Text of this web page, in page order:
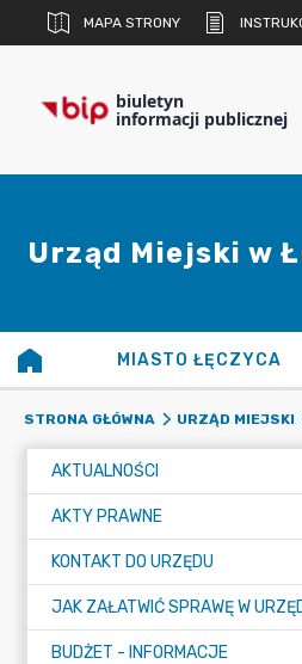
MAPA STRONY
biuletyn
informacji publicznej
Urząd Miejski w
MIASTO ŁĘCZYCA
STRONA GŁÓWNA URZĄD MIEJSKI
AKTUALNOŚCI
AKTY PRAWNE
KONTAKT DO URZĘDU
BUDŻET - INFORMACJE